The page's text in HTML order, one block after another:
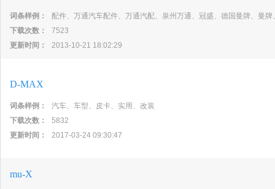
词条样例：
配件、万通汽车配件、万通汽配、泉州万通、冠盛、德国曼牌、曼牌
下载次数：
7523
更新时间：
2013-10-21 18:02:29
D-MAX
词条样例：
汽车、车型、皮卡、实用、改装
下载次数：
5832
更新时间：
2017-03-24 09:30:47
mu-X